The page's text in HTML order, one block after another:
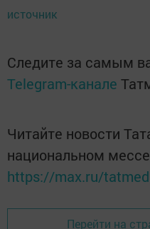
источник
Следите за самым
Telegram-канале
Читайте новости
национальном
https://max.ru/
Перейти на